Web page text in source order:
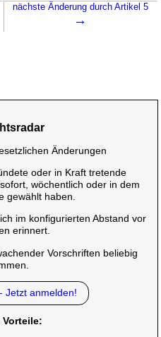
nächste Änderung durch Artikel 5
→
Änderungen
oder in Kraft tretende
wöchentlich oder in dem
gewählt haben.
im konfigurierten Abstand vor
erinnert.
Vorschriften beliebig
Jetzt anmelden!
Vorteile: